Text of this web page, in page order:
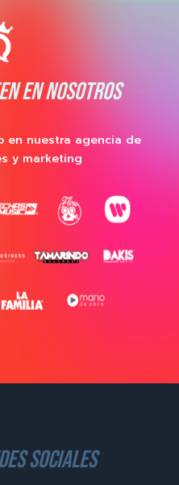
EN NOSOTROS
en nuestra agencia de
y marketing
sociales